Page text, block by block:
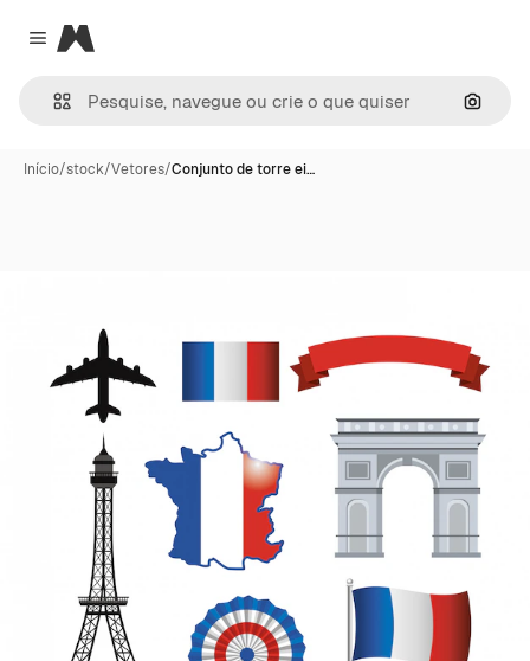
Close menu
Magnific
Início/stock/Vetores/Conjunto de torre ei…